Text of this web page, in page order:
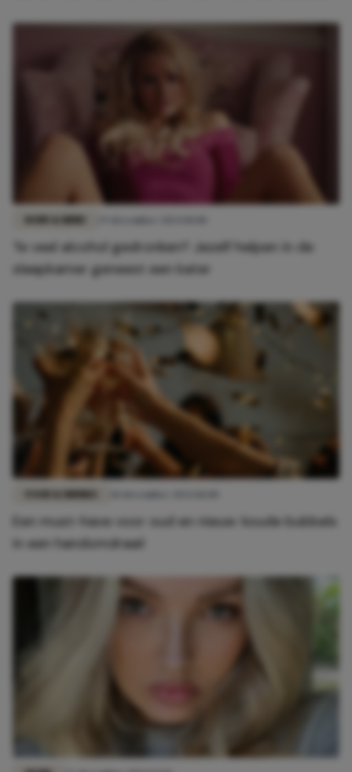
Te veel alcohol gedronken? Jezelf helpen in de
slaapkamer geneest een kater
FOOD & DRINKS
Een must-have voor oud en nieuw: koude bubbels
in een handomdraai!